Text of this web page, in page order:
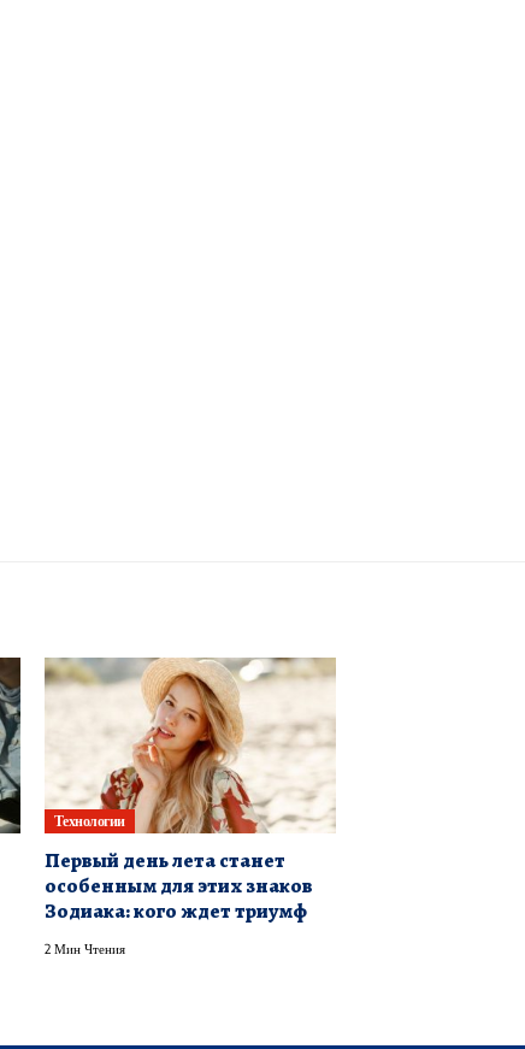
Технологии
Первый день лета станет
особенным для этих знаков
Зодиака: кого ждет триумф
2 Мин Чтения